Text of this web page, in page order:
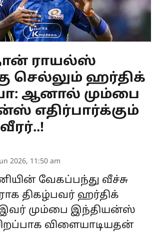
ராயல்ஸ்
செல்லும் ஹர்திக்
ஆனால் மும்பை
எதிர்பார்க்கும்
2026, 11:50 am
வேகப்பந்து வீச்சு
திகழ்பவர் ஹர்திக்
மும்பை இந்தியன்ஸ்
விளையாடியதன்